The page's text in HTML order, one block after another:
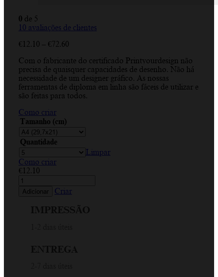
0 de 5
10 avaliações de clientes
€12.10 – €72.60
€12.10
through
€72.60
Com o fabricante do certificado Printyourdesign não
precisa de quaisquer capacidades de desenho. Não há
necessidade de um designer gráfico. As nossas
ferramentas de diploma em linha são fáceis de utilizar e
são feitas para todos.
Como criar
Tamanho (cm)
Quantidade
Limpar
Como criar
€12.10
Quantidade
de
Apostila,
Adicionar Criar